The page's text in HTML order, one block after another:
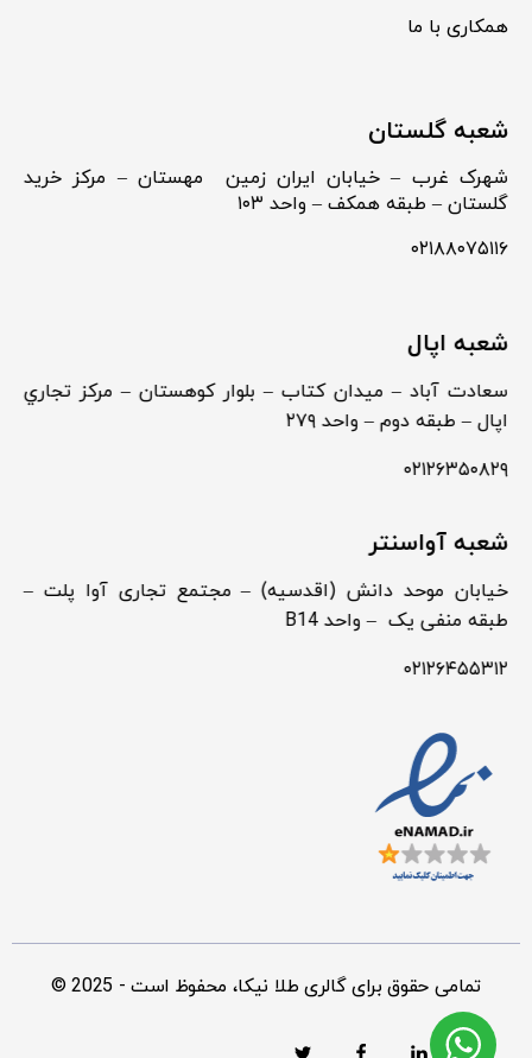
همکاری با ما
شعبه گلستان
شهرک غرب – خیابان ایران زمین مهستان – مرکز خرید
گلستان – طبقه همکف – واحد ۱۰۳
۰۲۱۸۸۰۷۵۱۱۶
شعبه اپال
سعادت آباد – ميدان كتاب – بلوار كوهستان – مركز تجاري
اپال – طبقه دوم – واحد ۲۷۹
۰۲۱۲۶۳۵۰۸۲۹
شعبه آواسنتر
خیابان موحد دانش (اقدسیه) – مجتمع تجاری آوا پلت –
طبقه منفی یک – واحد B14
۰۲۱۲۶۴۵۵۳۱۲
© 2025 - تمامی حقوق برای گالری طلا نیکا، محفوظ است